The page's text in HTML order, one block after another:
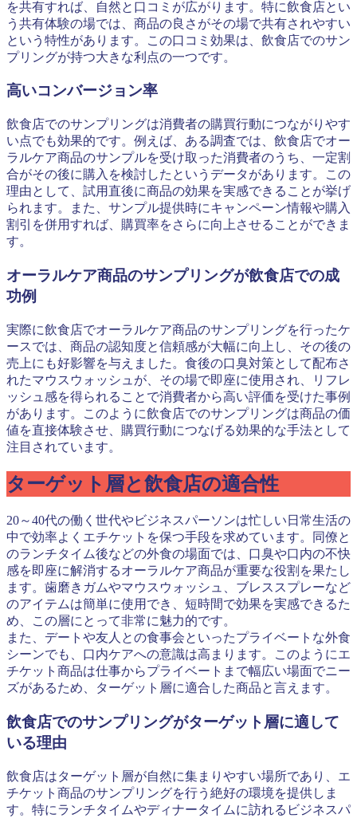
を共有すれば、自然と口コミが広がります。特に飲食店とい
う共有体験の場では、商品の良さがその場で共有されやすい
という特性があります。この口コミ効果は、飲食店でのサン
プリングが持つ大きな利点の一つです。
高いコンバージョン率
飲食店でのサンプリングは消費者の購買行動につながりやす
い点でも効果的です。例えば、ある調査では、飲食店でオー
ラルケア商品のサンプルを受け取った消費者のうち、一定割
合がその後に購入を検討したというデータがあります。この
理由として、試用直後に商品の効果を実感できることが挙げ
られます。また、サンプル提供時にキャンペーン情報や購入
割引を併用すれば、購買率をさらに向上させることができま
す。
オーラルケア商品のサンプリングが飲食店での成
功例
実際に飲食店でオーラルケア商品のサンプリングを行ったケ
ースでは、商品の認知度と信頼感が大幅に向上し、その後の
売上にも好影響を与えました。食後の口臭対策として配布さ
れたマウスウォッシュが、その場で即座に使用され、リフレ
ッシュ感を得られることで消費者から高い評価を受けた事例
があります。このように飲食店でのサンプリングは商品の価
値を直接体験させ、購買行動につなげる効果的な手法として
注目されています。
ターゲット層と飲食店の適合性
20～40代の働く世代やビジネスパーソンは忙しい日常生活の
中で効率よくエチケットを保つ手段を求めています。同僚と
のランチタイム後などの外食の場面では、口臭や口内の不快
感を即座に解消するオーラルケア商品が重要な役割を果たし
ます。歯磨きガムやマウスウォッシュ、ブレススプレーなど
のアイテムは簡単に使用でき、短時間で効果を実感できるた
め、この層にとって非常に魅力的です。
また、デートや友人との食事会といったプライベートな外食
シーンでも、口内ケアへの意識は高まります。このようにエ
チケット商品は仕事からプライベートまで幅広い場面でニー
ズがあるため、ターゲット層に適合した商品と言えます。
飲食店でのサンプリングがターゲット層に適して
いる理由
飲食店はターゲット層が自然に集まりやすい場所であり、エ
チケット商品のサンプリングを行う絶好の環境を提供しま
す。特にランチタイムやディナータイムに訪れるビジネスパ